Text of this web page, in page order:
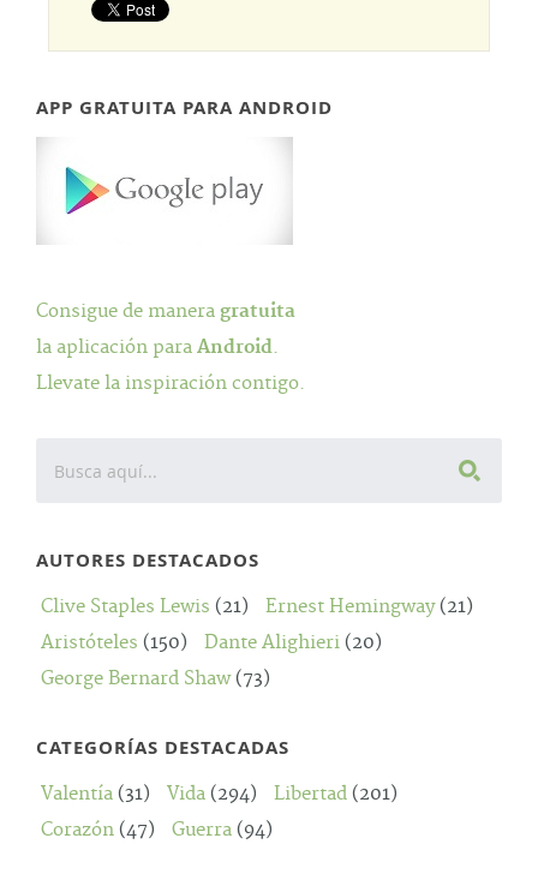
APP GRATUITA PARA ANDROID
Consigue de manera gratuita
la aplicación para Android.
Llevate la inspiración contigo.
AUTORES DESTACADOS
Clive Staples Lewis (21) Ernest Hemingway(21)
Aristóteles (150) Dante Alighieri (20)
George Bernard Shaw(73)
CATEGORÍAS DESTACADAS
Valentía (31) Vida (294) Libertad (201)
Corazón (47) Guerra (94)